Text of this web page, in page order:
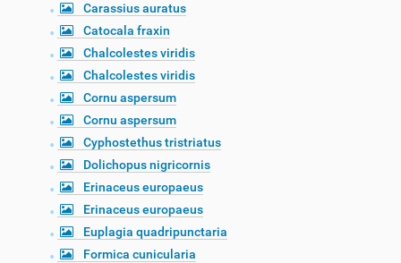
Carassius auratus
Catocala fraxin
Chalcolestes viridis
Chalcolestes viridis
Cornu aspersum
Cornu aspersum
Cyphostethus tristriatus
Dolichopus nigricornis
Erinaceus europaeus
Erinaceus europaeus
Euplagia quadripunctaria
Formica cunicularia